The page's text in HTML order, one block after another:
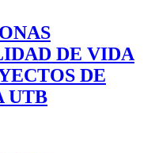
DE VIDA
DE
UTB